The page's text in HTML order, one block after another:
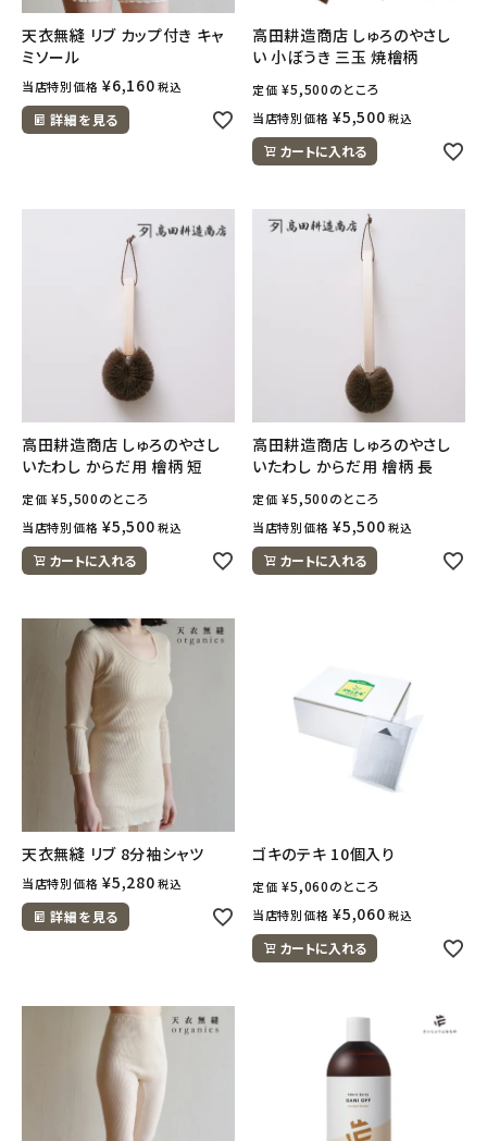
アルマウィン
アルモニベルツ
コラム・スタッフのおすすめ
アカウント情報
ようこそ ゲスト 様
天衣無縫 リブ カップ付き キャ
ミソール
当店特別価格 ¥6,160 税込
詳細を見る
高田耕造商店 しゅろのやさし
い 小ぼうき 三玉 焼檜柄
定価 ¥5,500のところ
当店特別価格 ¥5,500 税込
カートに入れる
高田耕造商店 しゅろのやさし
いたわし からだ用 檜柄 短
定価 ¥5,500のところ
当店特別価格 ¥5,500 税込
カートに入れる
高田耕造商店 しゅろのやさし
いたわし からだ用 檜柄 長
定価 ¥5,500のところ
当店特別価格 ¥5,500 税込
カートに入れる
天衣無縫 リブ 8分袖シャツ
当店特別価格 ¥5,280 税込
詳細を見る
ゴキのテキ 10個入り
定価 ¥5,060のところ
当店特別価格 ¥5,060 税込
カートに入れる